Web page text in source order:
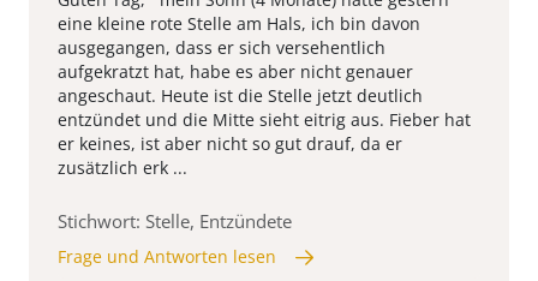
eine kleine rote Stelle am Hals, ich bin davon
ausgegangen, dass er sich versehentlich
aufgekratzt hat, habe es aber nicht genauer
angeschaut. Heute ist die Stelle jetzt deutlich
entzündet und die Mitte sieht eitrig aus. Fieber hat
er keines, ist aber nicht so gut drauf, da er
zusätzlich erk ...
Stichwort: Stelle, Entzündete
Frage und Antworten lesen